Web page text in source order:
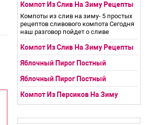
Компот Из Слив На Зиму Рецепты
Компоты из слив на зиму- 5 простых
рецептов сливового компота Сегодня
наш разговор пойдет о сливе
Компот Из Слив На Зиму Рецепты
Яблочный Пирог Постный
Яблочный Пирог Постный
Компот Из Персиков На Зиму